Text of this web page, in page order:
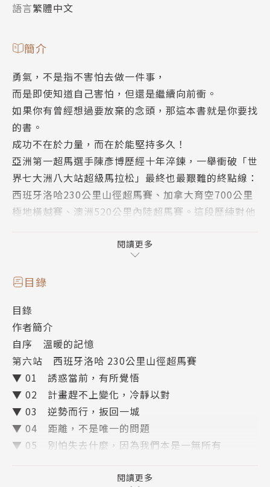
語言繁體中文
簡介
勇氣，不是指不害怕去做一件事，
而是即使知道自己害怕，但還是繼續向前衝。
如果你有曾經想過要放棄的念頭，那這本書就是你要找
的書。
成功不在於力量，而在於能堅持多久！
亞洲第一超馬選手陳彥博歷經十年淬鍊，一舉衝破「世
界七大洲八大站超級馬拉松」最終也最艱難的終點線：
西班牙洛哈230公里山徑超馬賽、加拿大育空700公里
極地橫越賽、澳洲520公里內陸超馬賽。這段歷練對他
懼症。他的每一場比賽，都在定義意志力與生命的極
在吞下無數汗水與淚水後，陳彥博將榮耀帶回台灣，更
這些他曾經視為唯一夢想的榮耀，早已淬鍊為對生命的
體悟。他不再追逐紀錄，現在的他只為了回應內心的呼
喚，奔馳在人生的道路上。
馬拉松，不只是跑，而是一種與心對話的過程。
越跑越懂得，那些對人生真正重要的事！
◎懂得自立：
人在遇到極大的壓力與考驗時，會做出人生中的重要改
變。
閱讀更多
目錄
目錄
作者簡介
自序 溫暖的記憶
第六站 西班牙洛哈 230公里山徑超馬賽
▼ 01 誘惑當前，有所覺悟
▼ 02 計畫趕不上變化，冷靜以對
▼ 03 逆勢而行，扳回一城
▼ 04 距離，不是唯一的問題
▼ 05 別怕失去什麼，因為我們本是一無所有
▼ 01 賽道外的國民外交閱讀更多